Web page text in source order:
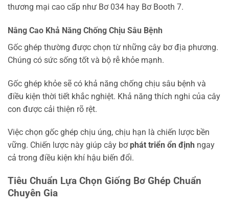
thương mại cao cấp như Bơ 034 hay Bơ Booth 7.
Nâng Cao Khả Năng Chống Chịu Sâu Bệnh
Gốc ghép thường được chọn từ những cây bơ địa phương.
Chúng có sức sống tốt và bộ rễ khỏe mạnh.
Gốc ghép khỏe sẽ có khả năng chống chịu sâu bệnh và
điều kiện thời tiết khắc nghiệt. Khả năng thích nghi của cây
con được cải thiện rõ rệt.
Việc chọn gốc ghép chịu úng, chịu hạn là chiến lược bền
vững. Chiến lược này giúp cây bơ phát triển ổn định ngay
cả trong điều kiện khí hậu biến đổi.
Tiêu Chuẩn Lựa Chọn Giống Bơ Ghép Chuẩn
Chuyên Gia